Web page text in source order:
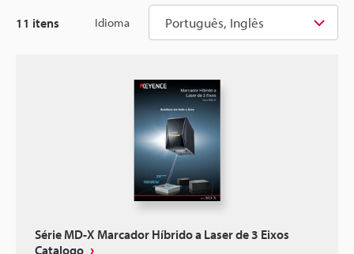
Idioma Português, Inglês
11 itens
Série MD-X Marcador Híbrido a Laser de 3 Eixos
Catalogo